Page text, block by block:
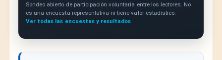
Sondeo abierto de participación voluntaria entre los lectores. No
es una encuesta representativa ni tiene valor estadístico.
Ver todas las encuestas y resultados